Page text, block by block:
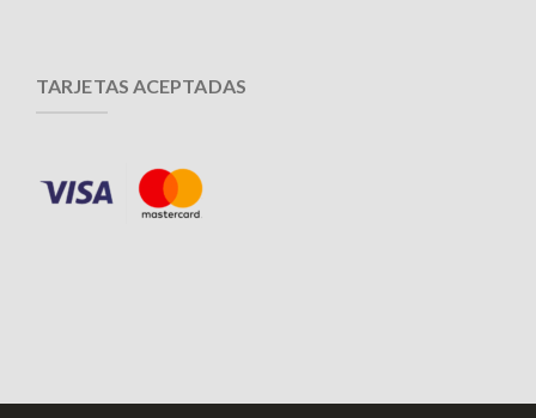
TARJETAS ACEPTADAS